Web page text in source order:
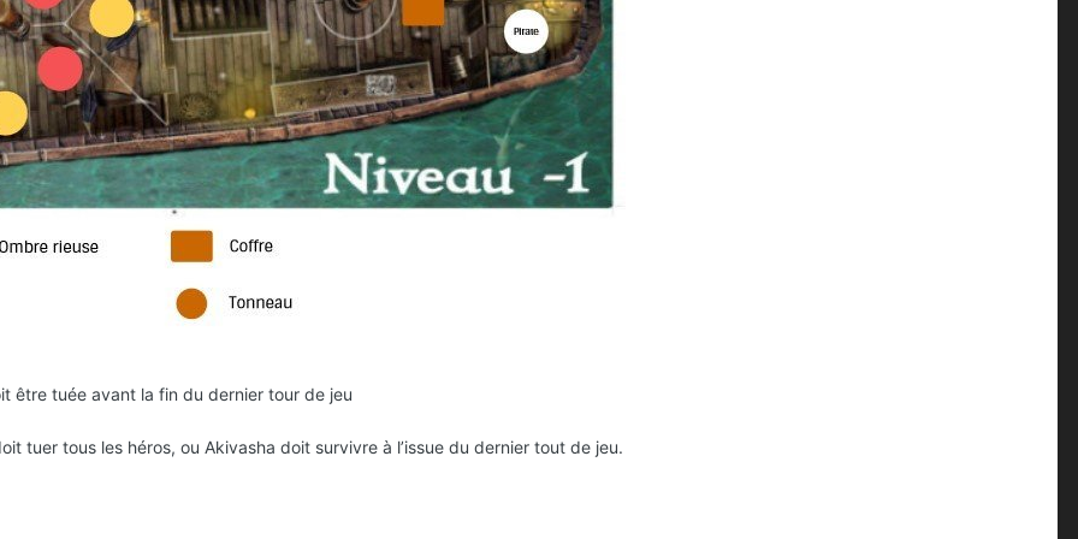
être tuée avant la fin du dernier tour de jeu
tuer tous les héros, ou Akivasha doit survivre à l’issue du dernier tout de jeu.